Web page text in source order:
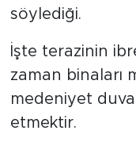
söylediği.
İşte terazinin
zaman binaları
medeniyet
etmektir.
YAŞAM
TARİH